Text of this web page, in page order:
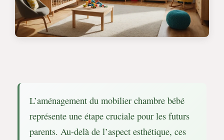
L’aménagement du mobilier chambre bébé
représente une étape cruciale pour les futurs
parents. Au-delà de l’aspect esthétique, ces